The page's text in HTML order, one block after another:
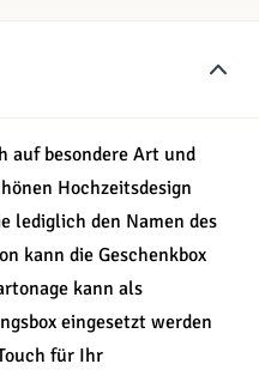
auf besondere Art und
Hochzeitsdesign
lediglich den Namen des
kann die Geschenkbox
kann als
eingesetzt werden
für Ihr